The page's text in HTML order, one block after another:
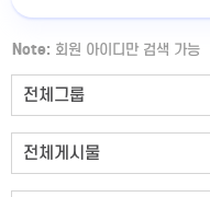
Note: 회원 아이디만 검색 가능